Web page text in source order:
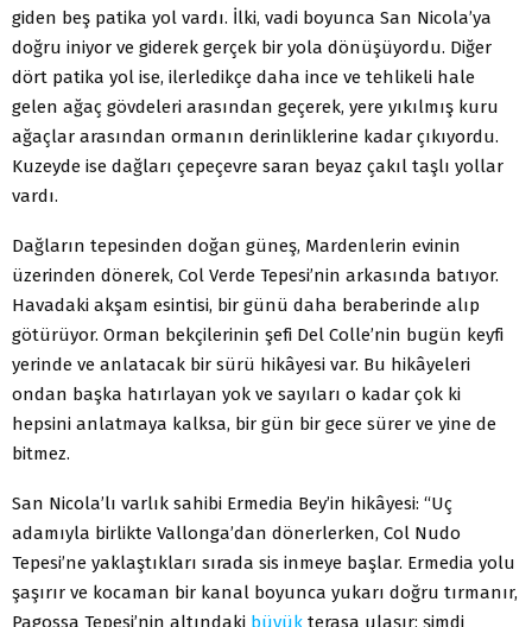
giden beş patika yol vardı. İlki, vadi boyunca San Nicola’ya
doğru iniyor ve giderek gerçek bir yola dönüşüyordu. Diğer
dört patika yol ise, ilerledikçe daha ince ve tehlikeli hale
gelen ağaç gövdeleri arasından geçerek, yere yıkılmış kuru
ağaçlar arasından ormanın derinliklerine kadar çıkıyordu.
Kuzeyde ise dağları çepeçevre saran beyaz çakıl taşlı yollar
vardı.
Dağların tepesinden doğan güneş, Mardenlerin evinin
üzerinden dönerek, Col Verde Tepesi’nin arkasında batıyor.
Havadaki akşam esintisi, bir günü daha beraberinde alıp
götürüyor. Orman bekçilerinin şefi Del Colle’nin bugün keyfi
yerinde ve anlatacak bir sürü hikâyesi var. Bu hikâyeleri
ondan başka hatırlayan yok ve sayıları o kadar çok ki
hepsini anlatmaya kalksa, bir gün bir gece sürer ve yine de
bitmez.
San Nicola’lı varlık sahibi Ermedia Bey’in hikâyesi: “Uç
adamıyla birlikte Vallonga’dan dönerlerken, Col Nudo
Tepesi’ne yaklaştıkları sırada sis inmeye başlar. Ermedia yolu
şaşırır ve kocaman bir kanal boyunca yukarı doğru tırmanır,
Pagossa Tepesi’nin altındaki büyük terasa ulaşır; şimdi